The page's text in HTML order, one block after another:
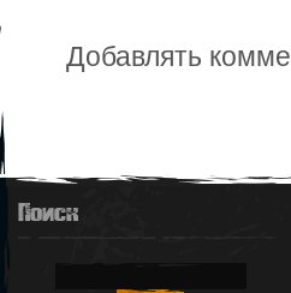
Добавлять
Поиск